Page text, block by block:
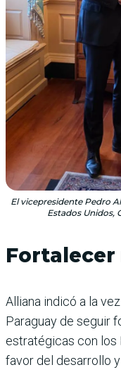
El vicepresidente Pedro
Estados Unidos,
Alliana indicó a la
Paraguay de seguir
estratégicas con los
favor del desarrollo